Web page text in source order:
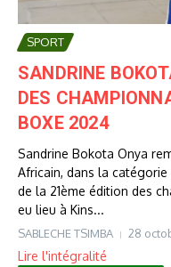
SPORT
SANDRINE
DES
BOXE 2024
Sandrine Bokota Onya
Africain, dans la
de la 21ème édition des
eu lieu à Kins...
SABLECHE TSIMBA 28
Lire l'intégralité